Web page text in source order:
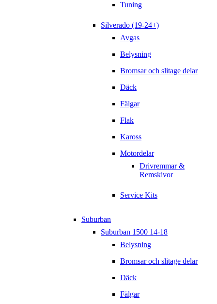
Tuning
Silverado (19-24+)
Avgas
Belysning
Bromsar och slitage delar
Däck
Fälgar
Flak
Kaross
Motordelar
Drivremmar &
Remskivor
Service Kits
Suburban
Suburban 1500 14-18
Belysning
Bromsar och slitage delar
Däck
Fälgar